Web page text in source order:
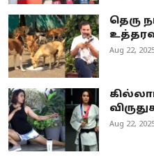
தெரு
Aug 22,
Aug 22,